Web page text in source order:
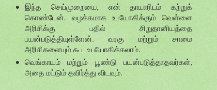
இந்த செய்முறையை, என் தாயாரிடம் கற்றுக்
கொண்டேன். வழக்கமாக உபயோகிக்கும் வெள்ளை
அரிசிக்கு பதில் சிறுதானியத்தை
பயன்படுத்தியுள்ளேன். வரகு மற்றும் சாமை
அரிசிகளையும் கூட உபயோகிக்கலாம்.
வெங்காயம் மற்றும் பூண்டு பயன்படுத்தாதவர்கள்,
அதை மட்டும் தவிர்த்து விடவும்.